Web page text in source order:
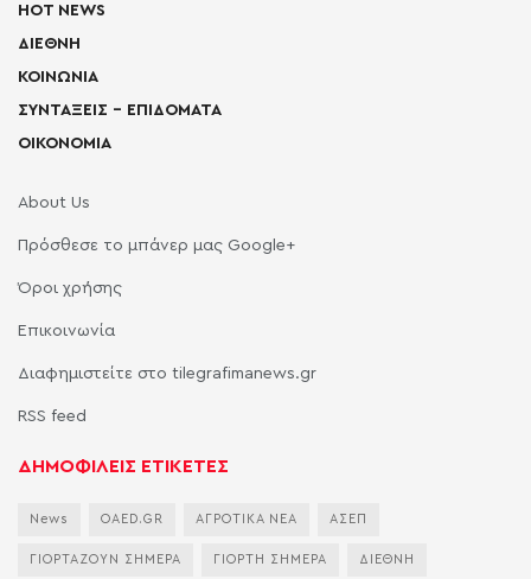
HOT NEWS
ΔΙΕΘΝΗ
ΚΟΙΝΩΝΙΑ
ΣΥΝΤΑΞΕΙΣ – ΕΠΙΔΟΜΑΤΑ
ΟΙΚΟΝΟΜΙΑ
About Us
Πρόσθεσε το μπάνερ μας Google+
Όροι χρήσης
Επικοινωνία
Διαφημιστείτε στο tilegrafimanews.gr
RSS feed
ΔΗΜΟΦΙΛΕΙΣ ΕΤΙΚΕΤΕΣ
News OAED.GR ΑΓΡΟΤΙΚΑ ΝΕΑ ΑΣΕΠ
ΓΙΟΡΤΑΖΟΥΝ ΣΗΜΕΡΑ ΓΙΟΡΤΗ ΣΗΜΕΡΑ ΔΙΕΘΝΗ